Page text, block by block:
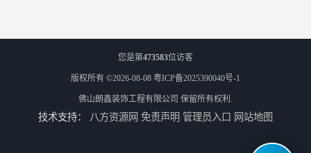
您是第473583位访客
版权所有 ©2026-08-08 粤ICP备2025390040号-1
佛山朗鑫装饰工程有限公司 保留所有权利.
技术支持： 八方资源网 免责声明 管理员入口 网站地图